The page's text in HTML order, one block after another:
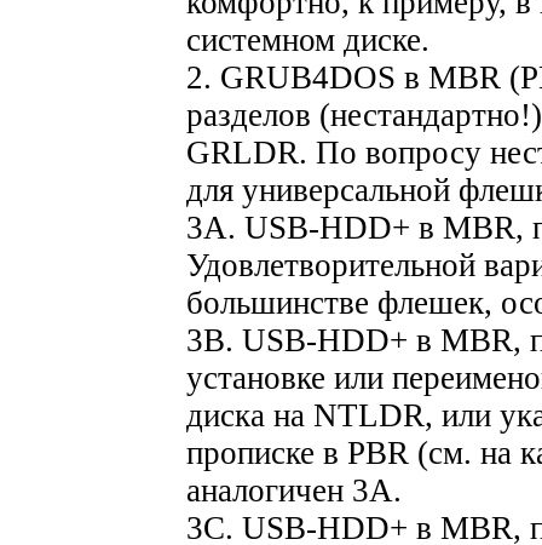
системном диске.
2. GRUB4DOS в MBR
разделов
GRLDR. По вопросу
для универсальной
3A. USB-HDD+ в MBR,
Удовлетворительной
большинстве флешек,
3B. USB-HDD+ в MBR,
установке или
диска на NTLDR, или
прописке в PBR (см. на
аналогичен 3A.
3C. USB-HDD+ в MBR,